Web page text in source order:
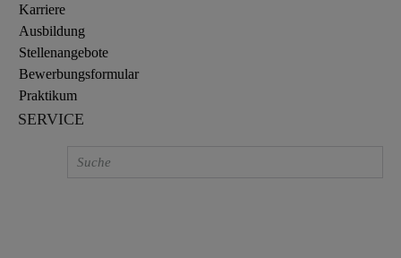
Karriere
Ausbildung
Stellenangebote
Bewerbungsformular
Praktikum
SERVICE